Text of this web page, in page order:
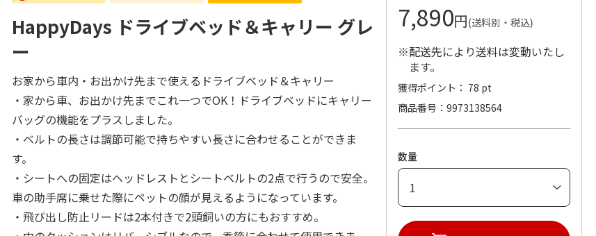
HappyDays ドライブベッド＆キャリー グレ
ー
お家から車内・お出かけ先まで使えるドライブベッド＆キャリー
・家から車、お出かけ先までこれ一つでOK！ドライブベッドにキャリー
バッグの機能をプラスしました。
・ベルトの長さは調節可能で持ちやすい長さに合わせることができま
す。
・シートへの固定はヘッドレストとシートベルトの2点で行うので安全。
車の助手席に乗せた際にペットの顔が見えるようになっています。
・飛び出し防止リードは2本付きで2頭飼いの方にもおすすめ。
7,890円(送料別・税込)
※配送先により送料は変動いたし
ます。
獲得ポイント： 78 pt
商品番号
9973138564
数量